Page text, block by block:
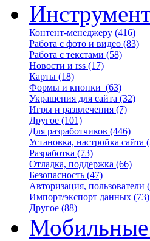
Контент-менеджеру (416)
Работа с фото и видео (83)
Работа с текстами (58)
Новости и rss (17)
Карты (18)
Формы и кнопки (63)
Украшения для сайта (32)
Игры и развлечения (7)
Другое (101)
Для разработчиков (446)
Установка, настройка сайта
Разработка (73)
Отладка, поддержка (66)
Безопасность (47)
Авторизация, пользователи
Импорт/экспорт данных (73)
Другое (88)